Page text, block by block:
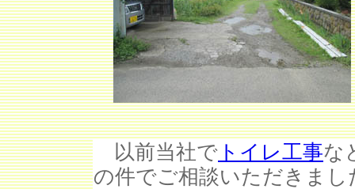
以前当社で トイレ工事な
の件でご相談いただきま